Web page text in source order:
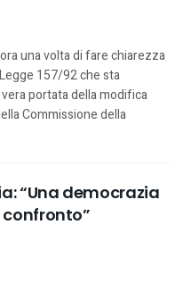
una volta di fare chiarezza
157/92 che sta
portata della modifica
Commissione della
“Una democrazia